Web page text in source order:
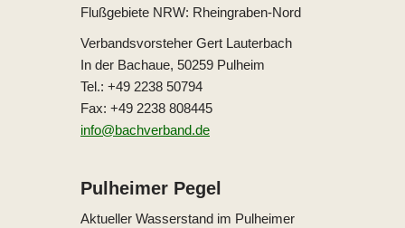
Flußgebiete NRW: Rheingraben-Nord
Verbandsvorsteher Gert Lauterbach
In der Bachaue, 50259 Pulheim
Tel.: +49 2238 50794
Fax: +49 2238 808445
info@bachverband.de
Pulheimer Pegel
Aktueller Wasserstand im Pulheimer